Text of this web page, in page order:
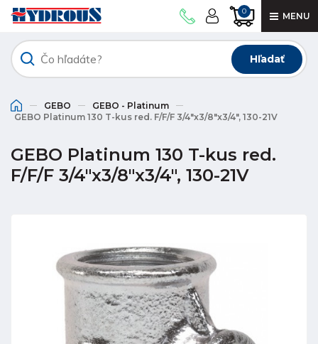
0 MENU
Hľadať
GEBO
GEBO - Platinum
GEBO Platinum 130 T-kus red. F/F/F 3/4"x3/8"x3/4", 130-21V
GEBO Platinum 130 T-kus red.
F/F/F 3/4"x3/8"x3/4", 130-21V